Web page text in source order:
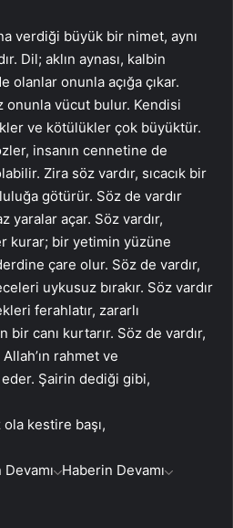
verdiği büyük bir nimet, aynı
Dil; aklın aynası, kalbin
olanlar onunla açığa çıkar.
vücut bulur. Kendisi
ve kötülükler çok büyüktür.
insanın cennetine de
Zira söz vardır, sıcacık bir
götürür. Söz de vardır
yaralar açar. Söz vardır,
kurar; bir yetimin yüzüne
çare olur. Söz de vardır,
uykusuz bırakır. Söz vardır
ferahlatır, zararlı
bir canı kurtarır. Söz de vardır,
rahmet ve
Şairin dediği gibi,
ola kestire başı,
Haberin Devamı